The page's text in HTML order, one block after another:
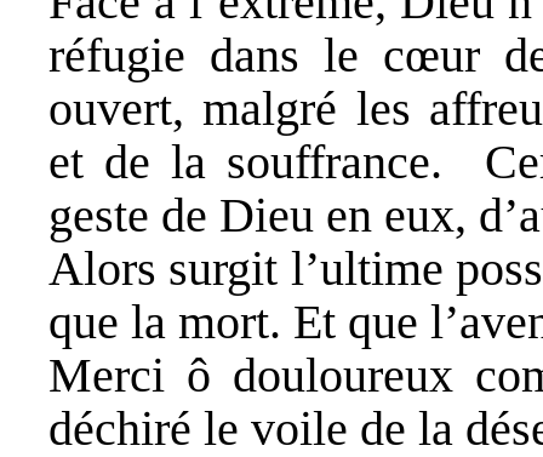
réfugie dans le cœur
ouvert, malgré les
et de la souffrance.
geste de Dieu en eux,
Alors surgit l’ultime
que la mort. Et que
Merci ô douloureux
déchiré le voile de la